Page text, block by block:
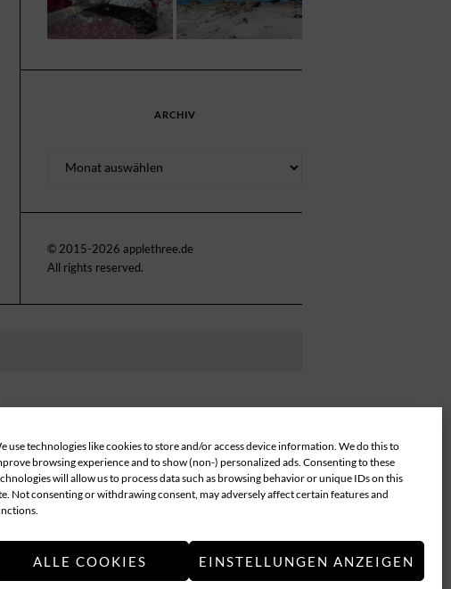
use technologies like cookies to store and/or access device information. We do this to
browsing experience and to show (non-) personalized ads. Consenting to these
will allow us to process data such as browsing behavior or unique IDs on this
Not consenting or withdrawing consent, may adversely affect certain features and
ALLE COOKIES EINSTELLUNGEN ANZEIGEN
ARCHIV
© 2015-2026 applethree.de
All rights reserved.